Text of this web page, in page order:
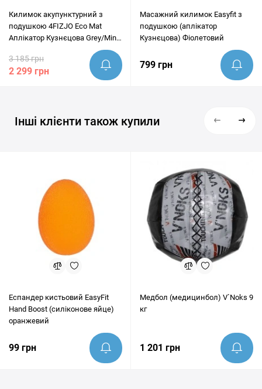
Килимок акупунктурний з
подушкою 4FIZJO Eco Mat
Аплікатор Кузнєцова Grey/Mint
3 185 грн
2 299 грн
Масажний килимок Easyfit з
подушкою (аплікатор
Кузнєцова) Фіолетовий
799 грн
Інші клієнти також купили
Еспандер кистьовий EasyFit
Hand Boost (силіконове яйце)
оранжевий
99 грн
Медбол (медицинбол) V`Noks 9
кг
1 201 грн